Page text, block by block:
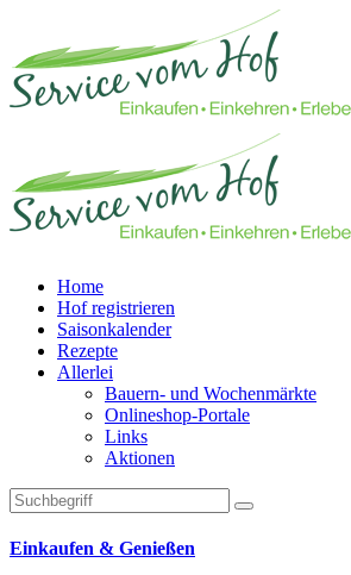
Home
Hof registrieren
Saisonkalender
Rezepte
Allerlei
Bauern- und Wochenmärkte
Onlineshop-Portale
Links
Aktionen
Technisches Feld: Suchfeld
Technisches Feld: Suchbutton
Suche absenden
Einkaufen & Genießen